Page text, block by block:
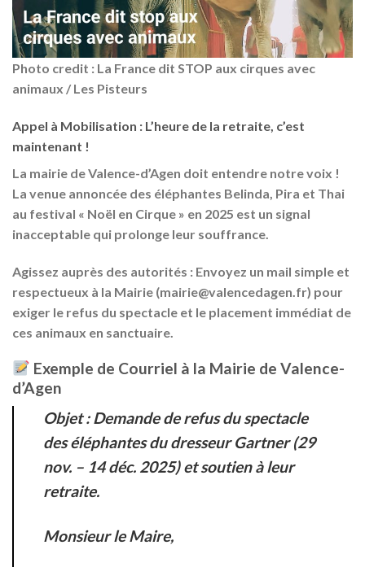
Photo credit : La France dit STOP aux cirques avec
animaux / Les Pisteurs
Appel à Mobilisation : L’heure de la retraite, c’est
maintenant !
La mairie de Valence-d’Agen doit entendre notre voix !
La venue annoncée des éléphantes Belinda, Pira et Thai
au festival « Noël en Cirque » en 2025 est un signal
inacceptable qui prolonge leur souffrance.
Agissez auprès des autorités : Envoyez un mail simple et
respectueux à la Mairie (mairie@valencedagen.fr) pour
exiger le refus du spectacle et le placement immédiat de
ces animaux en sanctuaire.
Exemple de Courriel à la Mairie de Valence-
d’Agen
Objet :Demande de refus du spectacle
des éléphantes du dresseur Gartner (29
nov. – 14 déc. 2025) et soutien à leur
retraite.
Monsieur le Maire,